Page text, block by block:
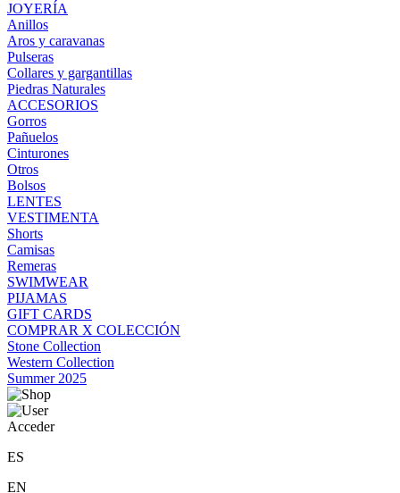
JOYERÍA
Anillos
Aros y caravanas
Pulseras
Collares y gargantillas
Piedras Naturales
ACCESORIOS
Gorros
Pañuelos
Cinturones
Otros
Bolsos
LENTES
VESTIMENTA
Shorts
Camisas
Remeras
SWIMWEAR
PIJAMAS
GIFT CARDS
COMPRAR X COLECCIÓN
Stone Collection
Western Collection
Summer 2025
Acceder
ES
EN